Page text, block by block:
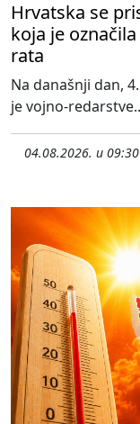
Hrvatska se
koja je
rata
Na današnji dan,
je vojno-
04.08.2026. u 09:30